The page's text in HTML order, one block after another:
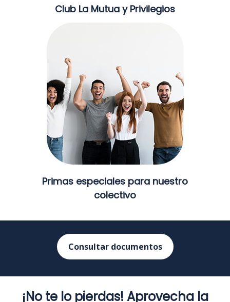
Club La Mutua y Privilegios
Primas especiales para nuestro
colectivo
Consultar documentos
¡No te lo pierdas! Aprovecha la